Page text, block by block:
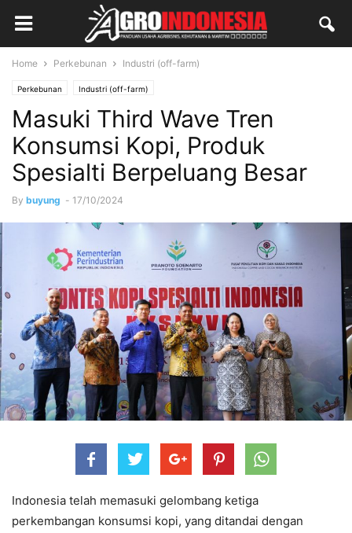
Home Perkebunan Industri (off-farm)
Perkebunan Industri (off-farm)
Masuki Third Wave Tren
Konsumsi Kopi, Produk
Spesialti Berpeluang Besar
By buyung - 17/10/2024
Indonesia telah memasuki gelombang ketiga
perkembangan konsumsi kopi, yang ditandai dengan